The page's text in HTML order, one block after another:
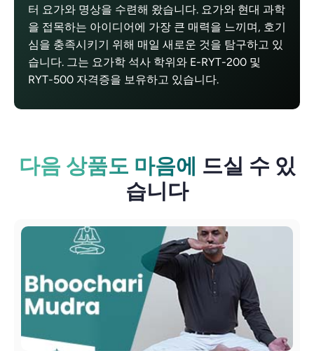
터 요가와 명상을 수련해 왔습니다. 요가와 현대 과학
을 접목하는 아이디어에 가장 큰 매력을 느끼며, 호기
심을 충족시키기 위해 매일 새로운 것을 탐구하고 있
습니다. 그는 요가학 석사 학위와 E-RYT-200 및
RYT-500 자격증을 보유하고 있습니다.
다음 상품도 마음에 드실 수 있
습니다